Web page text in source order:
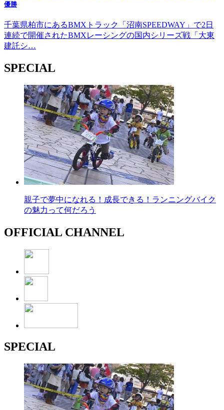
優勝
千葉県柏市にあるBMXトラック「沼南SPEEDWAY」で2日
連続で開催されたBMXレーシングの国内シリーズ戦「大東
建託シ…
SPECIAL
親子で夢中になれる！成長できる！ランニングバイク
の魅力って何だろう
OFFICIAL CHANNEL
SPECIAL